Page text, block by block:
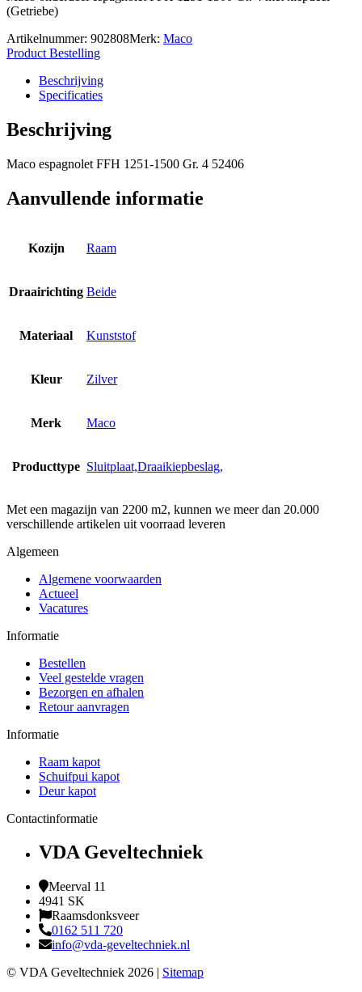
(Getriebe)
Artikelnummer: 902808Merk: Maco
Product Bestelling
Beschrijving
Specificaties
Beschrijving
Maco espagnolet FFH 1251-1500 Gr. 4 52406
Aanvullende informatie
Kozijn Raam
Draairichting Beide
Materiaal Kunststof
Kleur Zilver
Merk Maco
Producttype Sluitplaat,Draaikiepbeslag,
Met een magazijn van 2200 m2, kunnen we meer dan 20.000
verschillende artikelen uit voorraad leveren
Algemeen
Algemene voorwaarden
Actueel
Vacatures
Informatie
Bestellen
Veel gestelde vragen
Bezorgen en afhalen
Retour aanvragen
Informatie
Raam kapot
Schuifpui kapot
Deur kapot
Contactinformatie
VDA Geveltechniek
Meerval 11
4941 SK
Raamsdonksveer
0162 511 720
info@vda-geveltechniek.nl
© VDA Geveltechniek 2026 | Sitemap